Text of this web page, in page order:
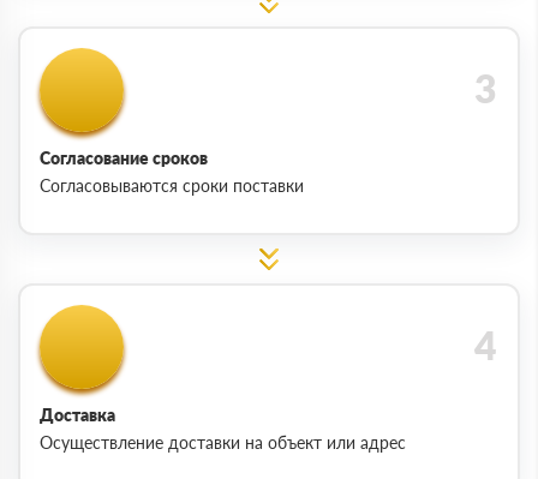
Согласование сроков
Согласовываются сроки поставки
Доставка
Осуществление доставки на объект или адрес